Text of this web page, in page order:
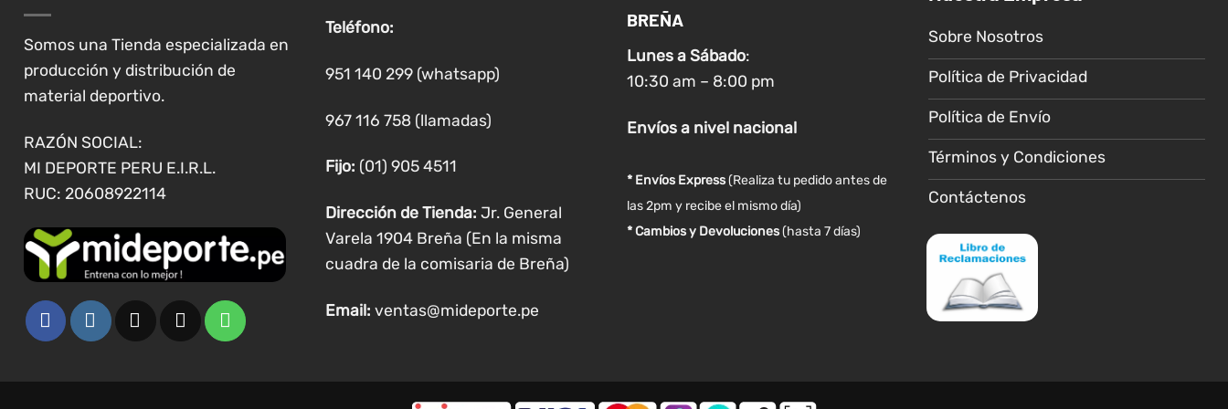
pueden
en
página
producto
en
página
pueden
elegir
en
la
página
producto
Somos una Tienda especializada en
producción y distribución de
material deportivo.
RAZÓN SOCIAL:
MI DEPORTE PERU E.I.R.L.
RUC: 20608922114
Teléfono:
951 140 299 (whatsapp)
967 116 758 (llamadas)
Fijo: (01) 905 4511
Dirección de Tienda: Jr. General
Varela 1904 Breña (En la misma
cuadra de la comisaria de Breña)
Email: ventas@mideporte.pe
BREÑA
Lunes a Sábado:
10:30 am – 8:00 pm
Envíosa nivel nacional
* Envíos Express(Realiza tu pedido antes de
las 2pm y recibe el mismo día)
* Cambios y Devoluciones (hasta 7 días)
Sobre Nosotros
Política de Privacidad
Política de Envío
Términos y Condiciones
Contáctenos